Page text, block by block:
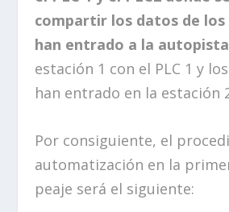
compartir los datos de los
han entrado a la autopista
estación 1 con el PLC 1 y
han entrado en la estación
Por consiguiente, el
automatización en la
peaje será el siguiente: